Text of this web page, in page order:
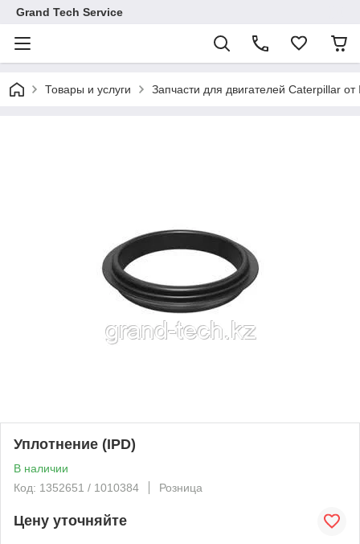
Grand Tech Service
Товары и услуги Запчасти для двигателей Caterpillar от
Уплотнение (IPD)
В наличии
Код: 1352651 / 1010384
Розница
Цену уточняйте